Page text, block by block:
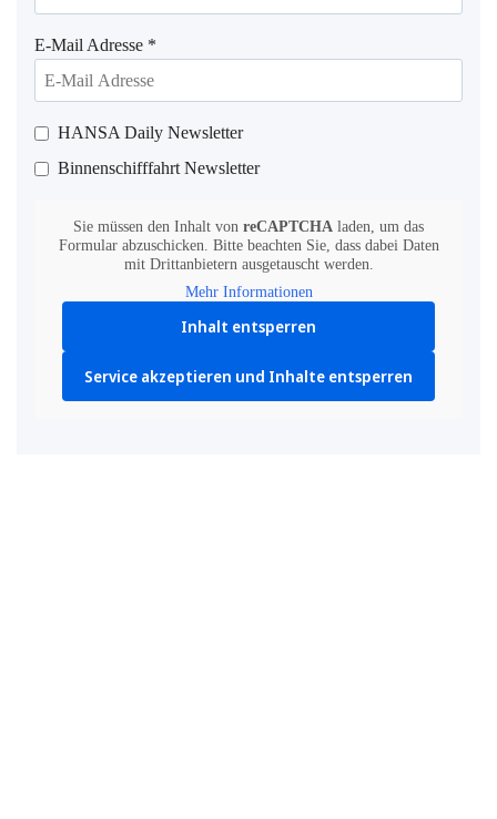
E-Mail Adresse *
HANSA Daily Newsletter
Binnenschifffahrt Newsletter
Sie müssen den Inhalt von reCAPTCHA laden, um das
Formular abzuschicken. Bitte beachten Sie, dass dabei Daten
mit Drittanbietern ausgetauscht werden.
Mehr Informationen
Inhalt entsperren
Service akzeptieren und Inhalte entsperren